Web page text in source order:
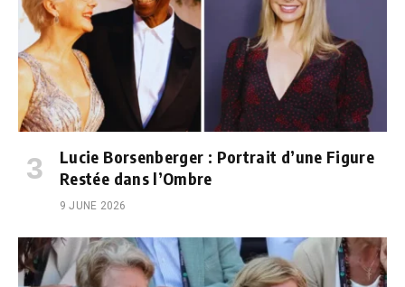
Lucie Borsenberger : Portrait d’une Figure
Restée dans l’Ombre
9 JUNE 2026